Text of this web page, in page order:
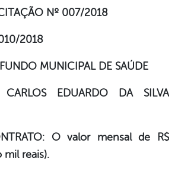
Nº 007/2018
2018
MUNICIPAL DE SAÚDE
CARLOS EDUARDO DA SILVA
O valor mensal de R$
reais).